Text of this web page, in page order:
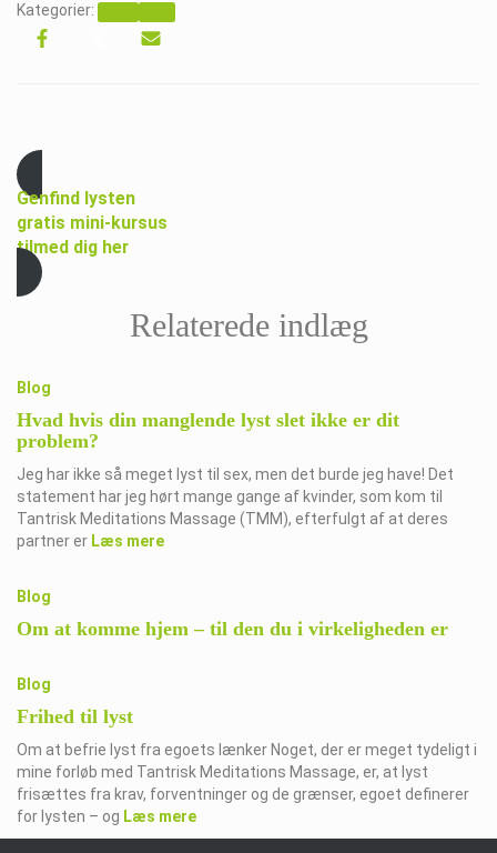
Kategorier:
Genfind lysten
gratis mini-kursus
tilmed dig her
Relaterede indlæg
Blog
Hvad hvis din manglende lyst slet ikke er dit
problem?
Jeg har ikke så meget lyst til sex, men det burde jeg have! Det
statement har jeg hørt mange gange af kvinder, som kom til
Tantrisk Meditations Massage (TMM), efterfulgt af at deres
partner er Læs mere
Blog
Om at komme hjem – til den du i virkeligheden er
Blog
Frihed til lyst
Om at befrie lyst fra egoets lænker Noget, der er meget tydeligt i
mine forløb med Tantrisk Meditations Massage, er, at lyst
frisættes fra krav, forventninger og de grænser, egoet definerer
for lysten – og Læs mere